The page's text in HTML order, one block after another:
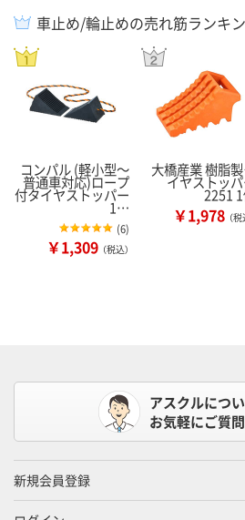
車止め/輪止めの売れ筋ランキ
コンパル (軽小型～
普通車対応)ロープ
付タイヤストッパー
1…
(6)
￥1,309 （税込）
大橋産業 樹脂
イヤストッ
2251
￥1,978 （税
アスクルにつ
お気軽にご質
新規会員登録